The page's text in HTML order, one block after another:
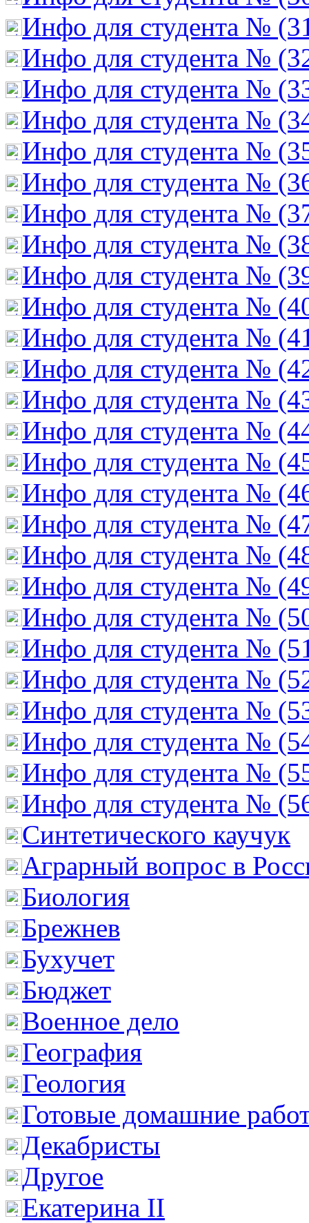
Инфо для студента №
Инфо для студента №
Инфо для студента №
Инфо для студента №
Инфо для студента №
Инфо для студента №
Инфо для студента №
Инфо для студента №
Инфо для студента №
Инфо для студента №
Инфо для студента №
Инфо для студента №
Инфо для студента №
Инфо для студента №
Инфо для студента №
Инфо для студента №
Инфо для студента №
Инфо для студента №
Инфо для студента №
Инфо для студента №
Инфо для студента №
Инфо для студента №
Инфо для студента №
Инфо для студента №
Инфо для студента №
Инфо для студента №
Cинтетического каучук
Аграрный вопрос в
Биология
Брежнев
Бухучет
Бюджет
Военное дело
География
Геология
Готовые домашние
Декабристы
Другое
Екатерина II